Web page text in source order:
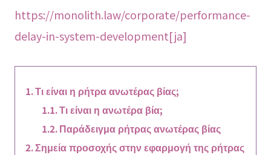
https://monolith.law/corporate/performance-
delay-in-system-development[ja]
Τι είναι η ρήτρα ανωτέρας βίας;
Τι είναι η ανωτέρα βία;
Παράδειγμα ρήτρας ανωτέρας βίας
Σημεία προσοχής στην εφαρμογή της ρήτρας